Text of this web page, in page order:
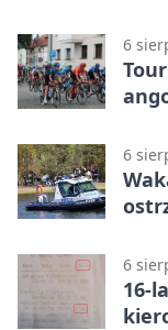
6
6
6
16-